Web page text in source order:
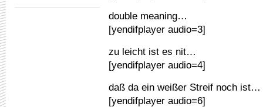
double meaning…
[yendifplayer audio=3]
zu leicht ist es nit…
[yendifplayer audio=4]
daß da ein weißer Streif noch ist…
[yendifplayer audio=6]